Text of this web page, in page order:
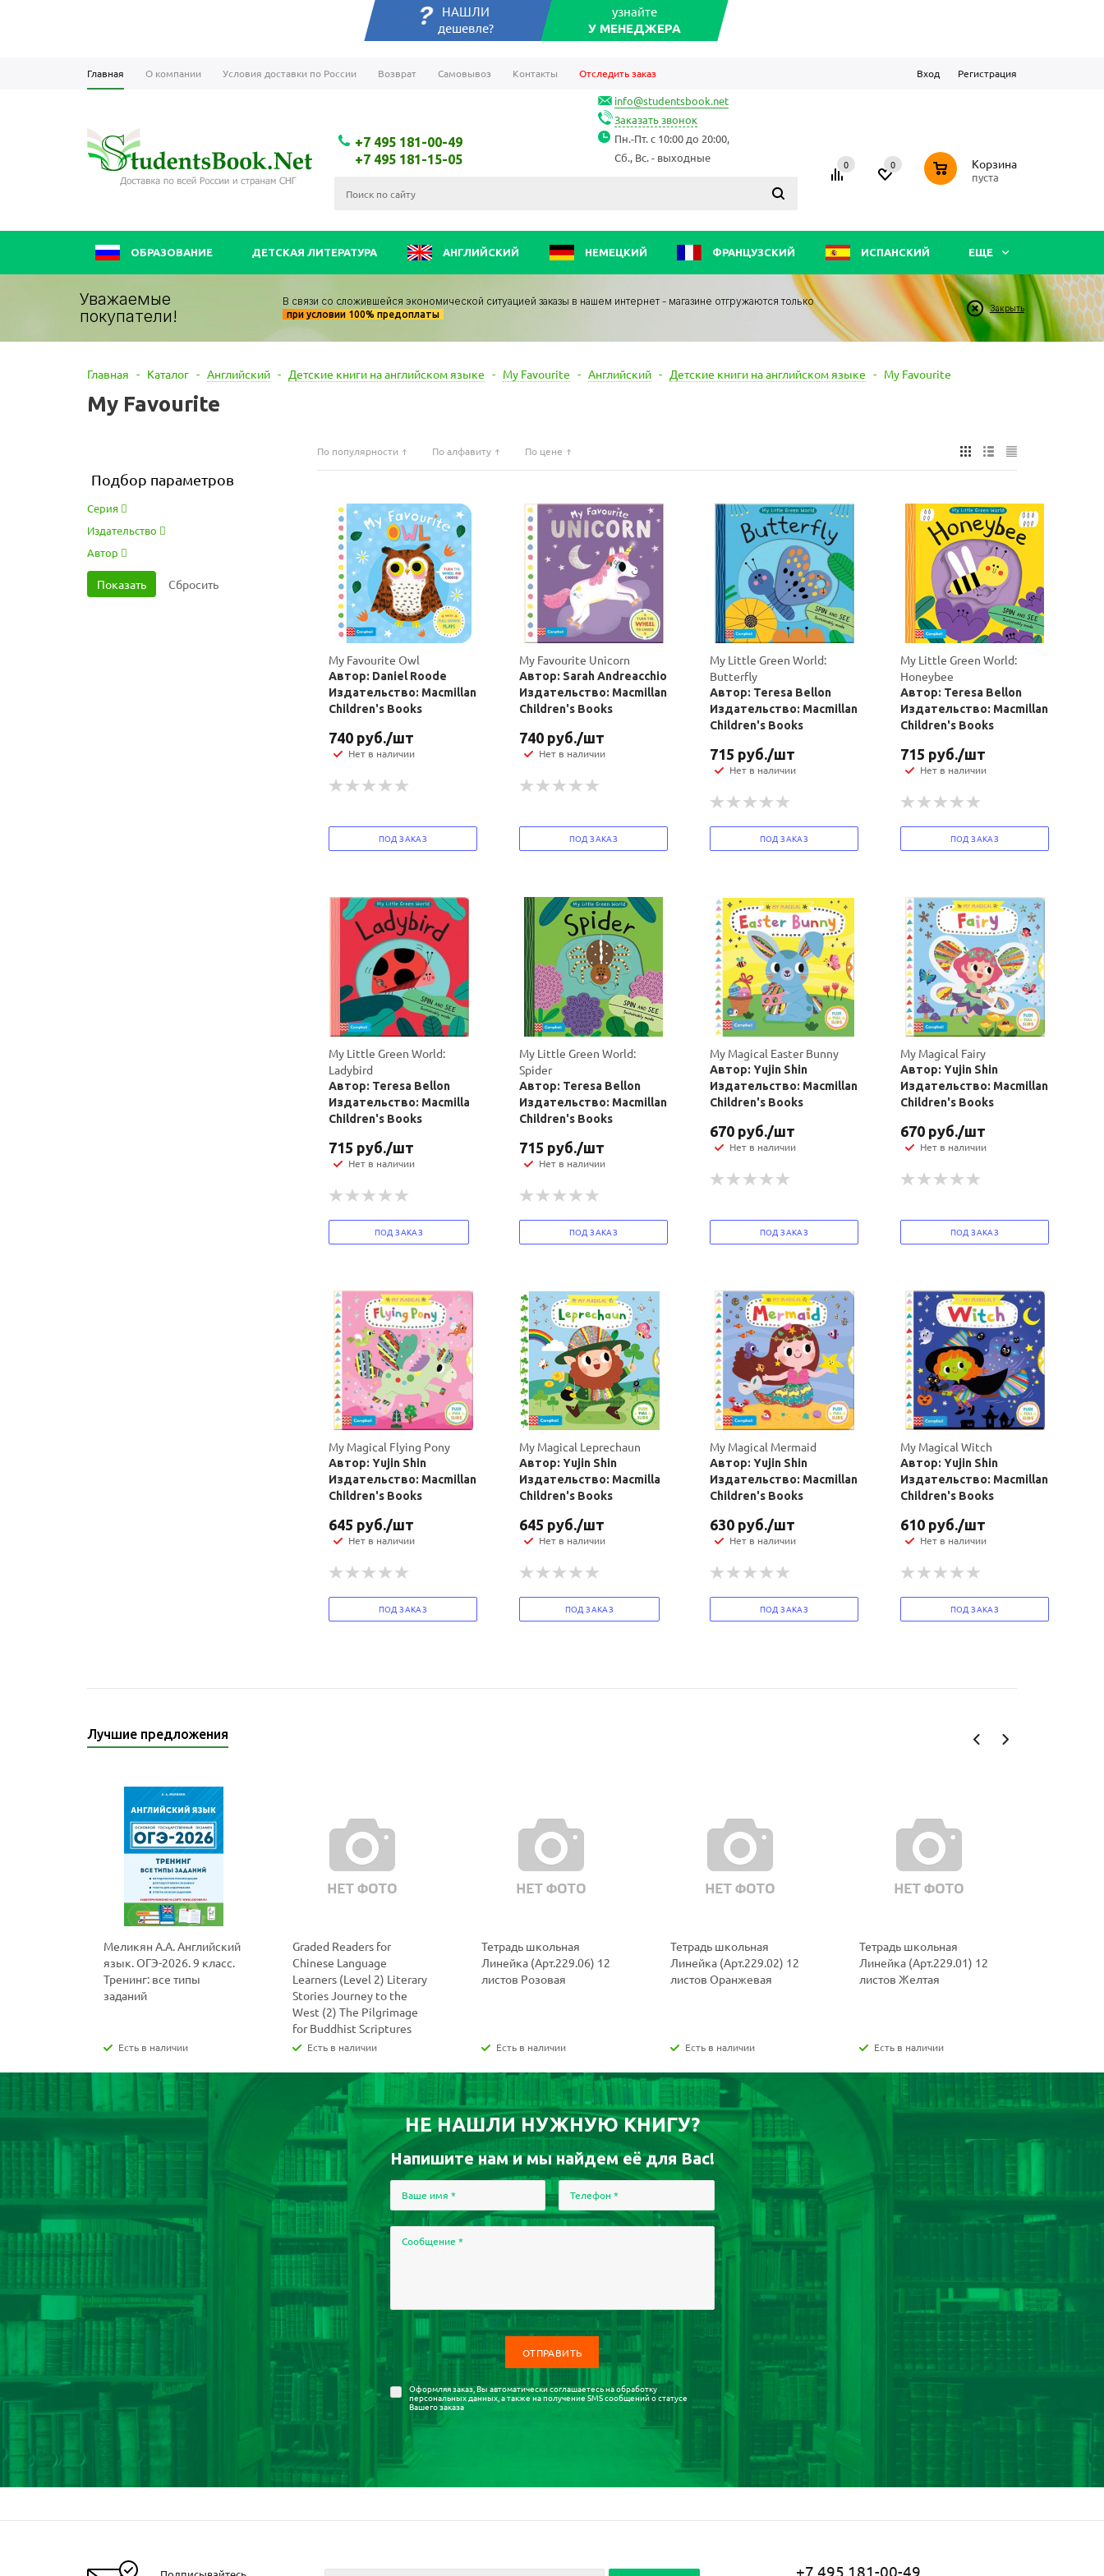
НАШЛИ
дешевле?
узнайте
У МЕНЕДЖЕРА
Главная О компании Условия доставки по России Возврат Самовывоз Контакты Отследить заказ Вход Регистрация
+7 495 181-00-49
+7 495 181-15-05
info@studentsbook.net
Заказать звонок
Пн.-Пт. с 10:00 до 20:00,
Сб., Вс. - выходные
0 0 0 Корзина
пуста
ОБРАЗОВАНИЕ ДЕТСКАЯ ЛИТЕРАТУРА АНГЛИЙСКИЙ НЕМЕЦКИЙ ФРАНЦУЗСКИЙ ИСПАНСКИЙ ЕЩЕ
Уважаемые
покупатели!
В связи со сложившейся экономической ситуацией заказы в нашем интернет - магазине отгружаются только
при условии 100% предоплаты
Закрыть
Главная - Каталог - Английский - Детские книги на английском языке - My Favourite - Английский - Детские книги на английском языке - My Favourite
My Favourite
Подбор параметров
Серия
Издательство
Автор
По популярности По алфавиту По цене
My Favourite Owl
Автор: Daniel Roode
Издательство: Macmillan
Children's Books
740 руб./шт
Нет в наличии
ПОД ЗАКАЗ
My Favourite Unicorn
Автор: Sarah Andreacchio
Издательство: Macmillan
Children's Books
740 руб./шт
Нет в наличии
ПОД ЗАКАЗ
My Little Green World:
Butterfly
Автор: Teresa Bellon
Издательство: Macmillan
Children's Books
715 руб./шт
Нет в наличии
ПОД ЗАКАЗ
My Little Green World:
Honeybee
Автор: Teresa Bellon
Издательство: Macmillan
Children's Books
715 руб./шт
Нет в наличии
ПОД ЗАКАЗ
My Little Green World:
Ladybird
Автор: Teresa Bellon
Издательство: Macmillan
Children's Books
715 руб./шт
Нет в наличии
ПОД ЗАКАЗ
My Little Green World:
Spider
Автор: Teresa Bellon
Издательство: Macmillan
Children's Books
715 руб./шт
Нет в наличии
ПОД ЗАКАЗ
My Magical Easter Bunny
Автор: Yujin Shin
Издательство: Macmillan
Children's Books
670 руб./шт
Нет в наличии
ПОД ЗАКАЗ
My Magical Fairy
Автор: Yujin Shin
Издательство: Macmillan
Children's Books
670 руб./шт
Нет в наличии
ПОД ЗАКАЗ
My Magical Flying Pony
Автор: Yujin Shin
Издательство: Macmillan
Children's Books
645 руб./шт
Нет в наличии
ПОД ЗАКАЗ
My Magical Leprechaun
Автор: Yujin Shin
Издательство: Macmillan
Children's Books
645 руб./шт
Нет в наличии
ПОД ЗАКАЗ
My Magical Mermaid
Автор: Yujin Shin
Издательство: Macmillan
Children's Books
630 руб./шт
Нет в наличии
ПОД ЗАКАЗ
My Magical Witch
Автор: Yujin Shin
Издательство: Macmillan
Children's Books
610 руб./шт
Нет в наличии
ПОД ЗАКАЗ
Лучшие предложения
Меликян А.А. Английский
язык. ОГЭ-2026. 9 класс.
Тренинг: все типы
заданий
Есть в наличии
Graded Readers for
Chinese Language
Learners (Level 2) Literary
Stories Journey to the
West (2) The Pilgrimage
for Buddhist Scriptures
Есть в наличии
Тетрадь школьная
Линейка (Арт.229.06) 12
листов Розовая
Есть в наличии
Тетрадь школьная
Линейка (Арт.229.02) 12
листов Оранжевая
Есть в наличии
Тетрадь школьная
Линейка (Арт.229.01) 12
листов Желтая
Есть в наличии
НЕ НАШЛИ НУЖНУЮ КНИГУ?
Напишите нам и мы найдем её для Вас!
Ваше имя * Телефон *
Сообщение *
Оформляя заказ, Вы автоматически соглашаетесь наобработку
персональных данных, а также на получение SMS сообщений о статусе
Вашего заказа
+7 495 181-00-49
Ваш E-mail:
политикой
конфидициальности
Ваш E-mail:
политикой
конфидициальности